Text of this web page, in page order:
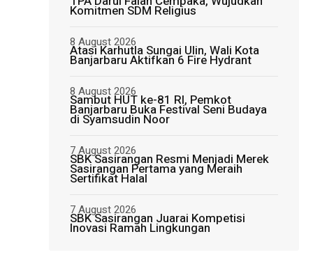
Komitmen SDM Religius
Atasi Karhutla Sungai Ulin, Wali Kota
Banjarbaru Aktifkan 6 Fire Hydrant
8 August 2026
Sambut HUT ke-81 RI, Pemkot
Banjarbaru Buka Festival Seni Budaya
di Syamsudin Noor
8 August 2026
SBK Sasirangan Resmi Menjadi Merek
Sasirangan Pertama yang Meraih
Sertifikat Halal
7 August 2026
SBK Sasirangan Juarai Kompetisi
Inovasi Ramah Lingkungan
7 August 2026